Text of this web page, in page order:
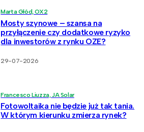
Marta Głód, OX2
Mosty szynowe – szansa na
przyłączenie czy dodatkowe ryzyko
dla inwestorów z rynku OZE?
29-07-2026
Francesco Liuzza, JA Solar
Fotowoltaika nie będzie już tak tania.
W którym kierunku zmierza rynek?